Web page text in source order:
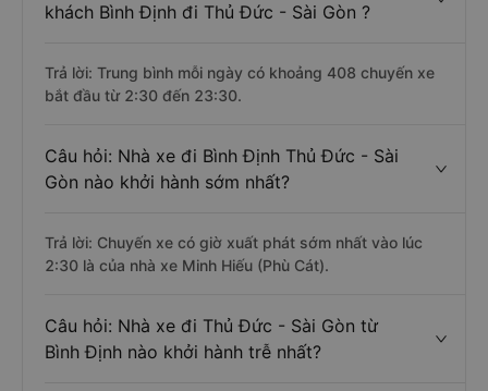
khách Bình Định đi Thủ Đức - Sài Gòn ?
Trả lời: Trung bình mỗi ngày có khoảng 408 chuyến xe
bắt đầu từ 2:30 đến 23:30.
Câu hỏi: Nhà xe đi Bình Định Thủ Đức - Sài
Gòn nào khởi hành sớm nhất?
Trả lời: Chuyến xe có giờ xuất phát sớm nhất vào lúc
2:30 là của nhà xe Minh Hiếu (Phù Cát).
Câu hỏi: Nhà xe đi Thủ Đức - Sài Gòn từ
Bình Định nào khởi hành trễ nhất?